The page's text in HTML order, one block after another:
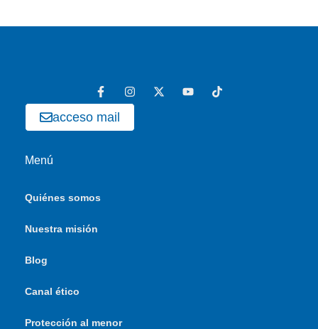
acceso mail
Menú
Quiénes somos
Nuestra misión
Blog
Canal ético
Protección al menor